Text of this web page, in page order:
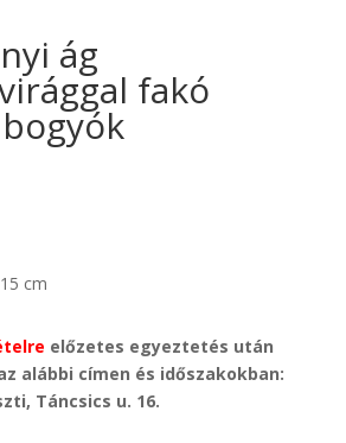
ág
fakó
cm
előzetes egyeztetés után
alábbi címen és időszakokban:
Táncsics u. 16.